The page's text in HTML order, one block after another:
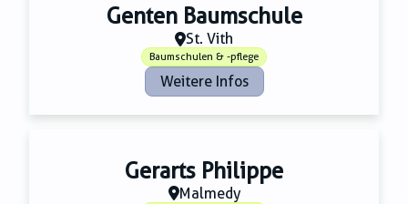
Genten Baumschule
St. Vith
Baumschulen & -pflege
Weitere Infos
Gerarts Philippe
Malmedy